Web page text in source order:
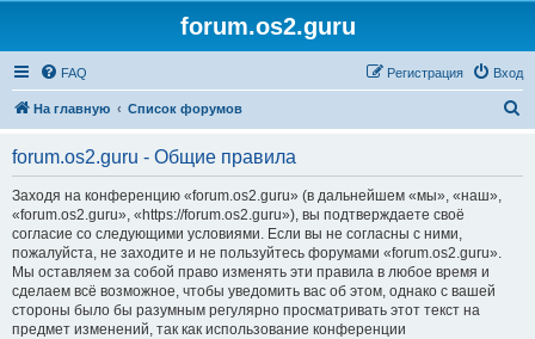
forum.os2.guru
FAQ Вход
Регистрация
На главную Список форумов
forum.os2.guru - Общие правила
Заходя на конференцию «forum.os2.guru» (в дальнейшем «мы», «наш»,
«forum.os2.guru», «https://forum.os2.guru»), вы подтверждаете своё
согласие со следующими условиями. Если вы не согласны с ними,
пожалуйста, не заходите и не пользуйтесь форумами «forum.os2.guru».
Мы оставляем за собой право изменять эти правила в любое время и
сделаем всё возможное, чтобы уведомить вас об этом, однако с вашей
стороны было бы разумным регулярно просматривать этот текст на
предмет изменений, так как использование конференции